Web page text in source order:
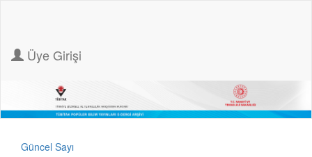
Üye Girişi
Güncel Sayı